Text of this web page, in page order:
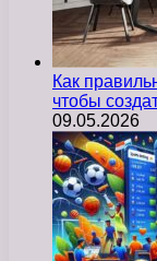
Как
чтобы
09.05.2026